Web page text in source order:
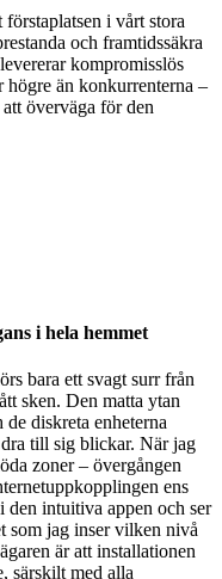
i vårt stora
och framtidssäkra
kompromisslös
högre än konkurrenterna –
överväga för den
i hela hemmet
bara ett svagt surr från
sken. Den matta ytan
diskreta enheterna
till sig blickar. När jag
zoner – övergången
ens
intuitiva appen och ser
som jag inser vilken nivå
är att installationen
särskilt med alla